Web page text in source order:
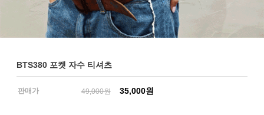
BTS380 포켓 자수 티셔츠
판매가 49,000원 35,000원